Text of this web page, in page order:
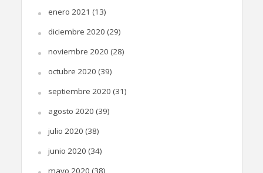
enero 2021 (13)
diciembre 2020 (29)
noviembre 2020 (28)
octubre 2020 (39)
septiembre 2020 (31)
agosto 2020 (39)
julio 2020 (38)
junio 2020 (34)
mayo 2020 (38)